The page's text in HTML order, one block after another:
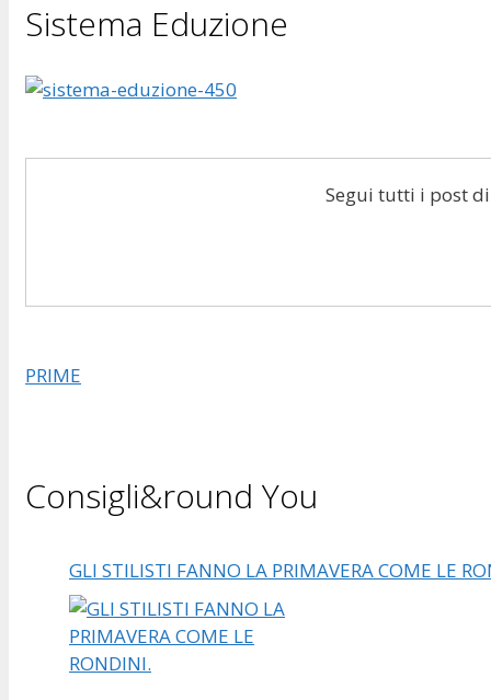
Sistema Eduzione
Segui tutti i post
PRIME
Consigli&round You
GLI STILISTI FANNO LA PRIMAVERA COME LE